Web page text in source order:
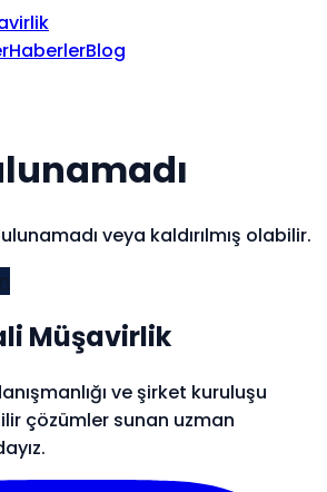
HaberlerBlog
veya kaldırılmış olabilir.
Müşavirlik
ve şirket kuruluşu
çözümler sunan uzman